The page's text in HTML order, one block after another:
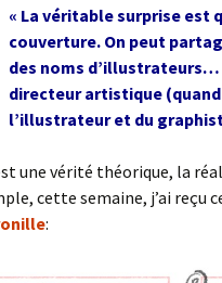
« La véritable surprise est
couverture. On peut
des noms
directeur artistique
l’illustrateur et du
une vérité théorique, la
cette semaine, j’ai reçu
: